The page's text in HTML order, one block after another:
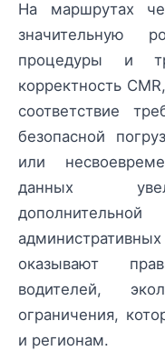
На маршрутах
значительную
процедуры и
корректность
соответствие
безопасной
или
данных
оказывают
водителей,
ограничения,
и регионам.